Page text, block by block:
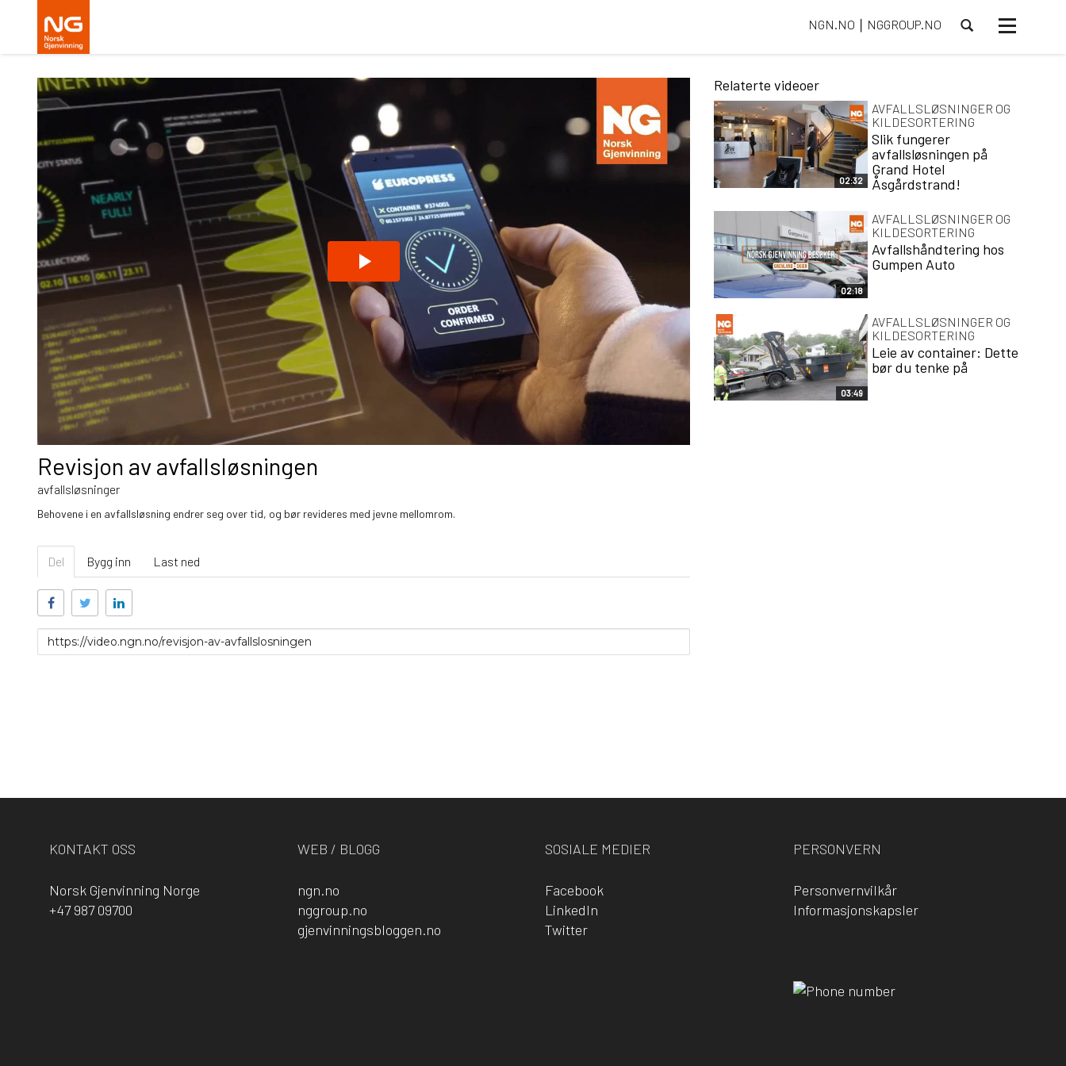
NGN.NO NGGROUP.NO
Toggle
Revisjon av avfallsløsningen
avfallsløsninger
Behovene i en avfallsløsning endrer seg over tid, og bør revideres med jevne mellomrom.
Del Bygg inn Last ned
Link
for
Relaterte videoer
02:32
AVFALLSLØSNINGER OG
KILDESORTERING
Slik fungerer
avfallsløsningen på
Grand Hotel
Åsgårdstrand!
02:18
AVFALLSLØSNINGER OG
KILDESORTERING
Avfallshåndtering hos
Gumpen Auto
03:49
AVFALLSLØSNINGER OG
KILDESORTERING
Leie av container: Dette
bør du tenke på
KONTAKT OSS
Norsk Gjenvinning Norge
+47 987 09700
WEB / BLOGG
ngn.no
nggroup.no
gjenvinningsbloggen.no
SOSIALE MEDIER
Facebook
LinkedIn
Twitter
PERSONVERN
Personvernvilkår
Informasjonskapsler